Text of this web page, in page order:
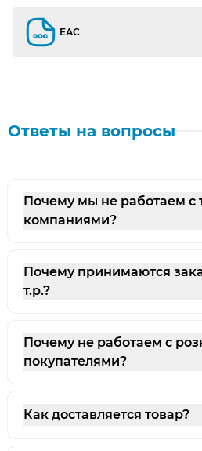
ЕАС
Ответы на вопросы
Почему мы не работаем
компаниями?
Почему принимаются
т.р.?
Почему не работаем с
покупателями?
Как доставляется товар?